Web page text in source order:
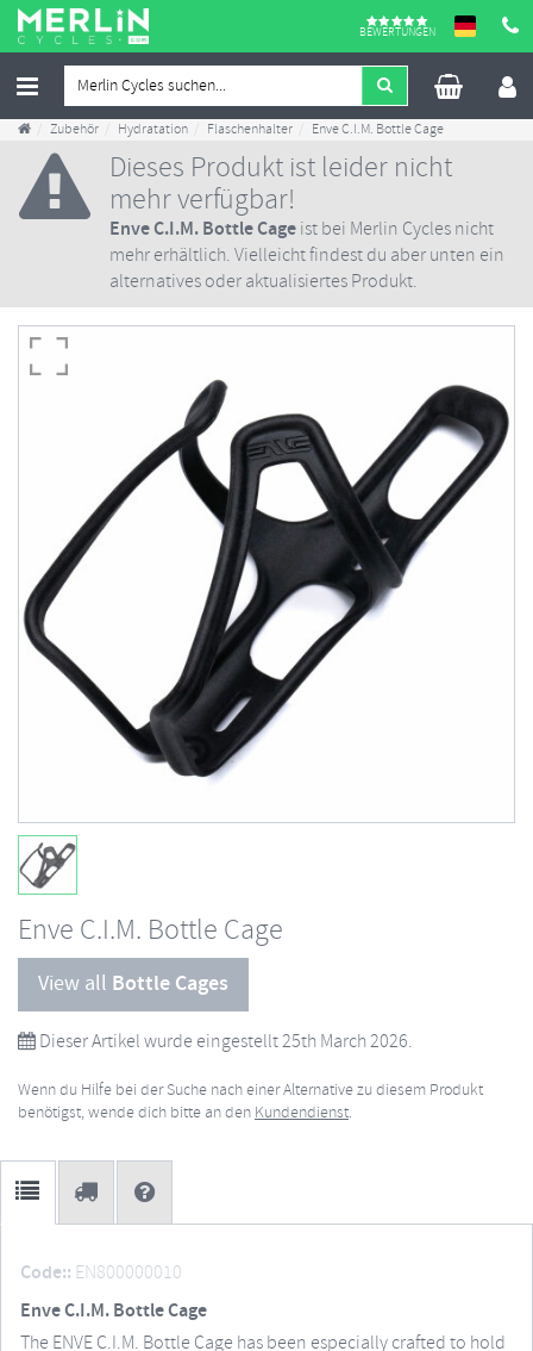
BEWERTUNGEN
Zubehör Hydratation Flaschenhalter Enve C.I.M. Bottle Cage
Dieses Produkt ist leider nicht
mehr verfügbar!
Enve C.I.M. Bottle Cageist bei Merlin Cycles nicht
mehr erhältlich. Vielleicht findest du aber unten ein
alternatives oder aktualisiertes Produkt.
Enve C.I.M. Bottle Cage
View all Bottle Cages
Dieser Artikel wurde eingestellt 25th March 2026.
Wenn du Hilfe bei der Suche nach einer Alternative zu diesem Produkt
benötigst, wende dich bitte an denKundendienst.
Code:: EN800000010
Enve C.I.M. Bottle Cage
The ENVE C.I.M. Bottle Cage has been especially crafted to hold